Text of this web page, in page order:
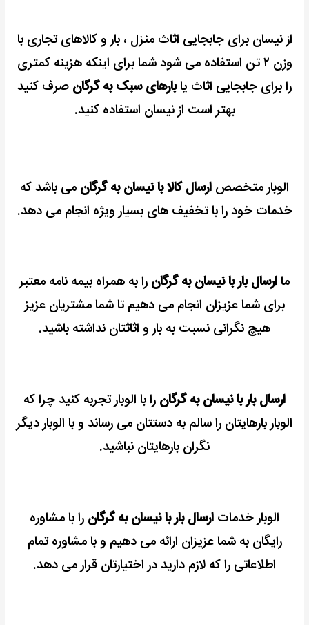
از نیسان برای جابجایی اثاث منزل ، بار و کالاهای تجاری با
وزن ۲ تن استفاده می شود
شما برای اینکه هزینه کمتری
را برای جابجایی اثاث یابارهای سبک به گرگان صرف کنید
بهتر است از نیسان استفاده کنید.
الوبار متخصص ارسال کالا با نیسان به گرگان می باشد که
خدمات خود را با تخفیف های بسیار ویژه انجام می دهد.
ماارسال بار با نیسان به گرگان را به همراه بیمه نامه معتبر
برای شما عزیزان انجام می دهیم تا شما مشتریان عزیز
هیچ نگرانی نسبت به بار و اثاثتان نداشته باشید.
ارسال بار با نیسان به گرگان را با الوبار تجربه کنید چرا که
الوبار بارهایتان را سالم به دستتان می رساند و با الوبار دیگر
نگران بارهایتان نباشید.
الوبار خدمات ارسال بار با نیسان به گرگان را با مشاوره
رایگان به شما عزیزان ارائه می دهیم و با مشاوره تمام
اطلاعاتی را که لازم دارید در اختیارتان قرار می دهد.